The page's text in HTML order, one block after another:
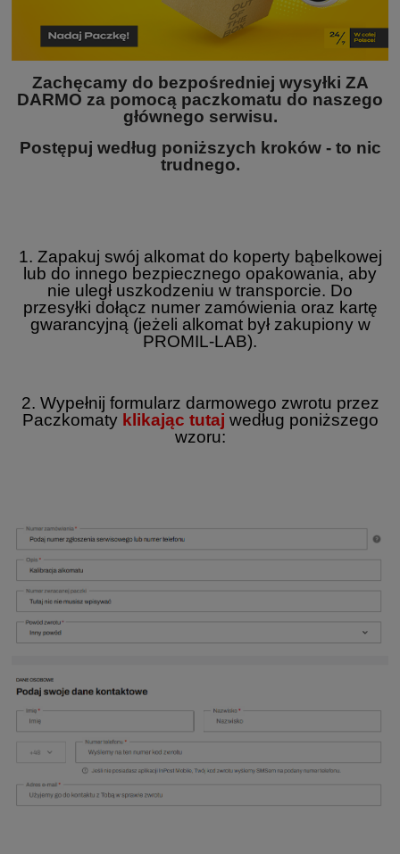
Zachęcamy do bezpośredniej wysyłki ZA
DARMO za pomocą paczkomatu do naszego
głównego serwisu.
Postępuj według poniższych kroków - to nic
trudnego.
1. Zapakuj swój alkomat do koperty bąbelkowej
lub do innego bezpiecznego opakowania, aby
nie uległ uszkodzeniu w transporcie. Do
przesyłki dołącz numer zamówienia oraz kartę
gwarancyjną (jeżeli alkomat był zakupiony w
PROMIL-LAB).
2. Wypełnij formularz darmowego zwrotu przez
Paczkomaty klikając tutaj według poniższego
wzoru: